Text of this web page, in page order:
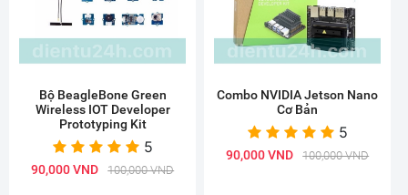
Bộ BeagleBone Green
Wireless IOT Developer
Prototyping Kit
5
90,000 VND 100,000 VND
Combo NVIDIA Jetson Nano
Cơ Bản
5
90,000 VND 100,000 VND